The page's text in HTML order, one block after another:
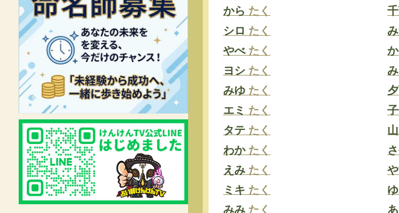
から たく
シロ たく
やべたく
ヨシ たく
みゆ たく
エミ たく
タテ たく
わかたく
えみ たく
ミキ たく
みみ たく